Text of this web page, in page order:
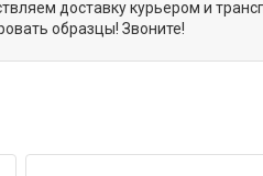
доставку курьером и
образцы! Звоните!